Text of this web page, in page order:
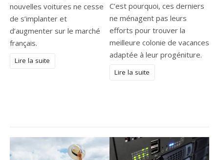
nouvelles voitures ne cesse
de s’implanter et
d’augmenter sur le marché
français.
Lire la suite
C’est pourquoi, ces derniers
ne ménagent pas leurs
efforts pour trouver la
meilleure colonie de vacances
adaptée à leur progéniture.
Lire la suite